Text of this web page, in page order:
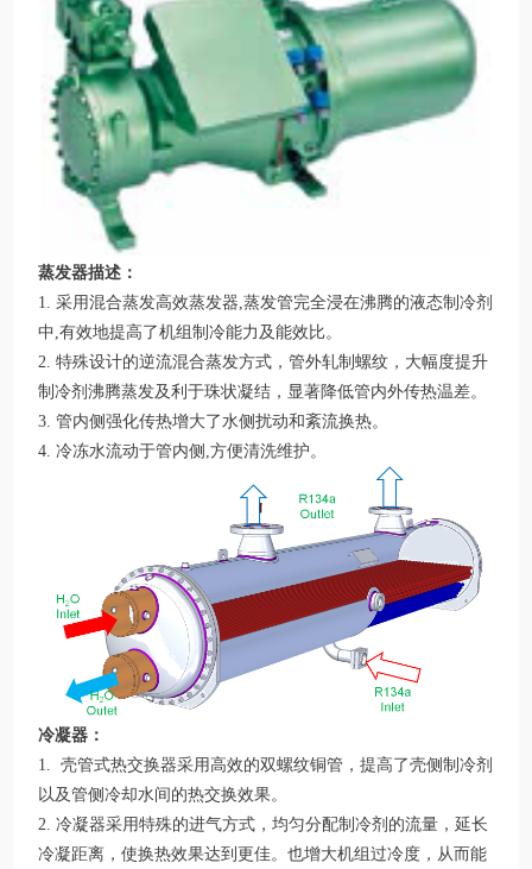
蒸发器描述：
1. 采用混合蒸发高效蒸发器,蒸发管完全浸在沸腾的液态制冷剂
中,有效地提高了机组制冷能力及能效比。
2. 特殊设计的逆流混合蒸发方式，管外轧制螺纹，大幅度提升
制冷剂沸腾蒸发及利于珠状凝结，显著降低管内外传热温差。
3. 管内侧强化传热增大了水侧扰动和紊流换热。
4. 冷冻水流动于管内侧,方便清洗维护。
冷凝器：
1. 壳管式热交换器采用高效的双螺纹铜管，提高了壳侧制冷剂
以及管侧冷却水间的热交换效果。
2. 冷凝器采用特殊的进气方式，均匀分配制冷剂的流量，延长
冷凝距离，使换热效果达到更佳。也增大机组过冷度，从而能